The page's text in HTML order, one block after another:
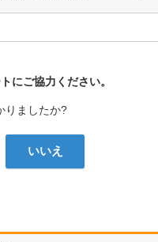
にご協力ください。
りましたか?
いいえ